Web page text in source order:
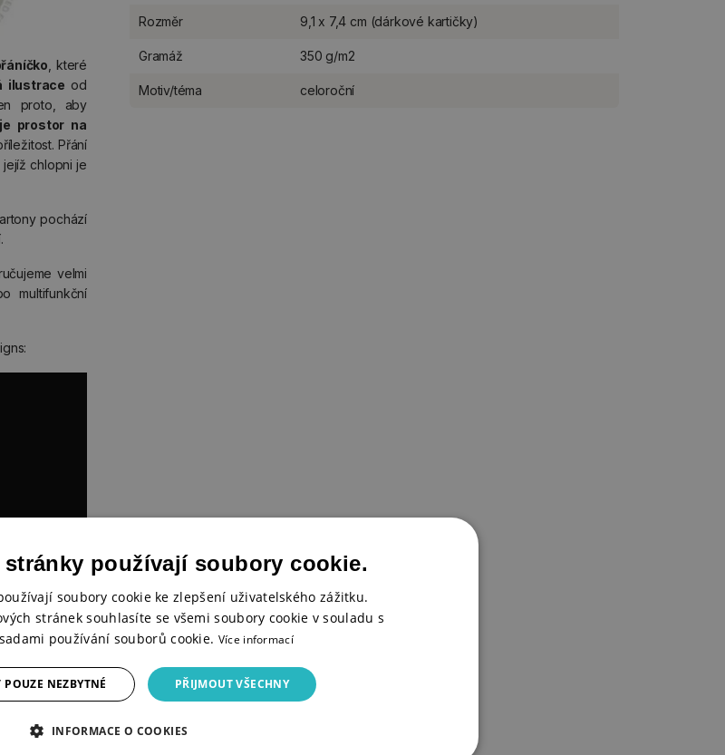
, které
ilustrace od
proto, aby
prostor na
Přání
jejíž chlopni je
pochází
velmi
multifunkční
Rozměr 9,1 x 7,4 cm (dárkové kartičky)
Gramáž 350 g/m2
Motiv/téma celoroční
stránky používají soubory cookie.
soubory cookie ke zlepšení uživatelského zážitku.
stránek souhlasíte se všemi soubory cookie v souladu s
používání souborů cookie. Více informací
PŘIJMOUT VŠECHNY
POUZE NEZBYTNÉ
INFORMACE O COOKIES